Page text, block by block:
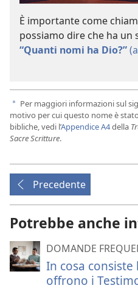
È importante come
possiamo dire che ha un
“Quanti nomi ha Dio?”
a Per maggiori informazioni sul
motivo per cui questo nome è
bibliche, vedi l’Appendice A4della
Sacre Scritture.
Precedente
Potrebbe anche
DOMANDE
In cosa
offrono i